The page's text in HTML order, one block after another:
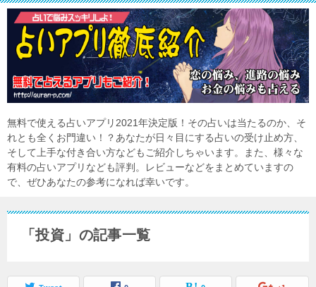
無料で使える占いアプリ2021年決定版！その占いは当たるのか、そ
れとも全くお門違い！？あなたが日々目にする占いの受け止め方、
そして上手な付き合い方などもご紹介しちゃいます。また、様々な
有料の占いアプリなども評判。レビューなどをまとめていますの
で、ぜひあなたの参考になれば幸いです。
「投資」の記事一覧